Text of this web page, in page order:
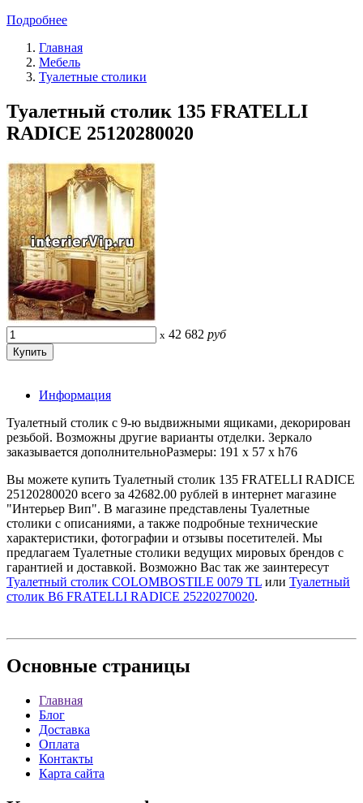
Подробнее
Главная
Мебель
Туалетные столики
Туалетный столик 135 FRATELLI
RADICE 25120280020
x 42 682 руб
Информация
Туалетный столик с 9-ю выдвижными ящиками, декорирован
резьбой. Возможны другие варианты отделки. Зеркало
заказывается дополнительноРазмеры: 191 x 57 x h76
Вы можете купить Туалетный столик 135 FRATELLI RADICE
25120280020 всего за 42682.00 рублей в интернет магазине
"Интерьер Вип". В магазине представлены Туалетные
столики с описаниями, а также подробные технические
характеристики, фотографии и отзывы посетителей. Мы
предлагаем Туалетные столики ведущих мировых брендов с
гарантией и доставкой. Возможно Вас так же заинтересут
Туалетный столик COLOMBOSTILE 0079 TL или Туалетный
столик B6 FRATELLI RADICE 25220270020.
Основные страницы
Главная
Блог
Доставка
Оплата
Контакты
Карта сайта